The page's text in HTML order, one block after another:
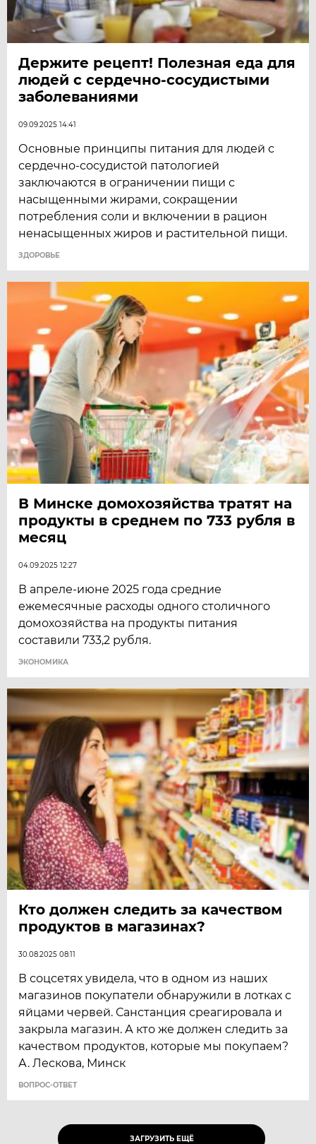
Держите рецепт! Полезная еда для
людей с сердечно-сосудистыми
заболеваниями
09.09.2025 14:41
Основные принципы питания для людей с
сердечно-сосудистой патологией
заключаются в ограничении пищи с
насыщенными жирами, сокращении
потребления соли и включении в рацион
ненасыщенных жиров и растительной пищи.
ЗДОРОВЬЕ
В Минске домохозяйства тратят на
продукты в среднем по 733 рубля в
месяц
04.09.2025 12:27
В апреле-июне 2025 года средние
ежемесячные расходы одного столичного
домохозяйства на продукты питания
составили 733,2 рубля.
ЭКОНОМИКА
Кто должен следить за качеством
продуктов в магазинах?
30.08.2025 08:11
В соцсетях увидела, что в одном из наших
магазинов покупатели обнаружили в лотках с
яйцами червей. Санстанция среагировала и
закрыла магазин. А кто же должен следить за
качеством продуктов, которые мы покупаем?
А. Лескова, Минск
ВОПРОС-ОТВЕТ
ЗАГРУЗИТЬ ЕЩЁ